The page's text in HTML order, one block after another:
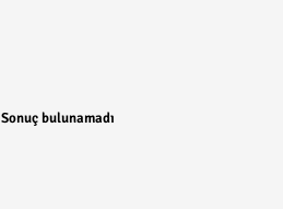
Sonuç bulunamadı